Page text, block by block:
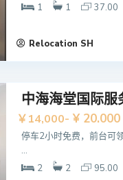
1
1 37.00
Relocation SH
中海海堂国际
￥14,000- ¥ 20.000
停车2小时免费，前台可
...
2
2 95.00